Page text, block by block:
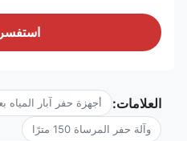
استفسر الآن
العلامات: أجهزة حفر آبار المياه بعمق 150 مترًا
وآلة حفر المرساة 150 مترًا